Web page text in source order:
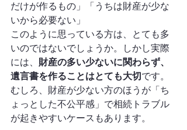
だけが作るもの」「うちは財産が少な
いから必要ない」
このように思っている方は、とても多
いのではないでしょうか。しかし実際
には、 財産の多い少ないに関わらず、
遺言書を作ることはとても大切です。
むしろ、財産が少ない方のほうが「ち
ょっとした不公平感」で相続トラブル
が起きやすいケースもあります。